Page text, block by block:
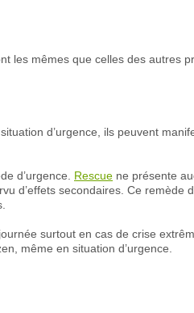
les mêmes que celles des autres
d’urgence, ils peuvent
d’urgence. Rescue ne présente
d’effets secondaires. Ce remède
surtout en cas de crise
même en situation d’urgence.